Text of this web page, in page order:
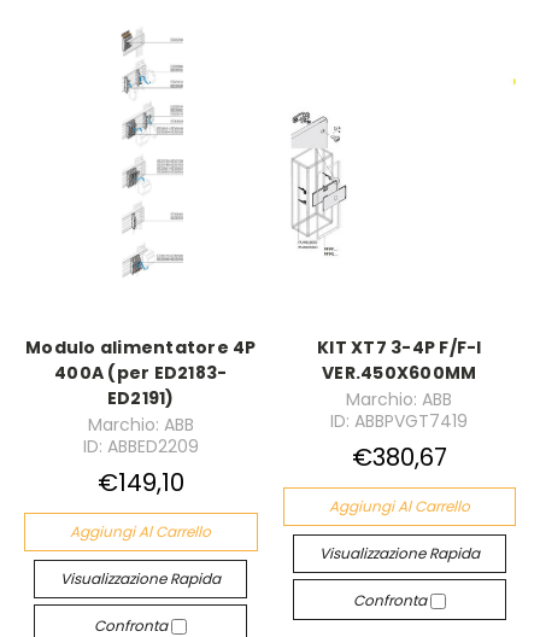
Modulo alimentatore 4P
400A (per ED2183-
ED2191)
Marchio: ABB
ID: ABBED2209
€149,10
Aggiungi Al Carrello
Visualizzazione Rapida
Confronta
KIT XT7 3-4P F/F-I
VER.450X600MM
Marchio: ABB
ID: ABBPVGT7419
€380,67
Aggiungi Al Carrello
Visualizzazione Rapida
Confronta